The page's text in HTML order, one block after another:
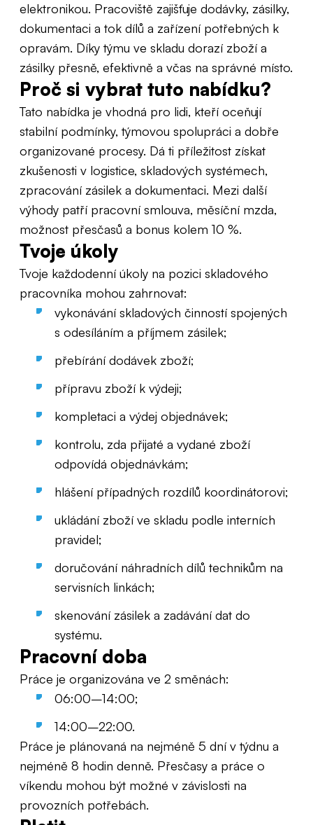
elektronikou. Pracoviště zajišťuje dodávky, zásilky,
dokumentaci a tok dílů a zařízení potřebných k
opravám. Díky týmu ve skladu dorazí zboží a
zásilky přesně, efektivně a včas na správné místo.
Proč si vybrat tuto nabídku?
Tato nabídka je vhodná pro lidi, kteří oceňují
stabilní podmínky, týmovou spolupráci a dobře
organizované procesy. Dá ti příležitost získat
zkušenosti v logistice, skladových systémech,
zpracování zásilek a dokumentaci. Mezi další
výhody patří pracovní smlouva, měsíční mzda,
možnost přesčasů a bonus kolem 10 %.
Tvoje úkoly
Tvoje každodenní úkoly na pozici skladového
pracovníka mohou zahrnovat:
vykonávání skladových činností spojených
s odesíláním a příjmem zásilek;
přebírání dodávek zboží;
přípravu zboží k výdeji;
kompletaci a výdej objednávek;
kontrolu, zda přijaté a vydané zboží
odpovídá objednávkám;
hlášení případných rozdílů koordinátorovi;
ukládání zboží ve skladu podle interních
pravidel;
doručování náhradních dílů technikům na
servisních linkách;
skenování zásilek a zadávání dat do
systému.
Pracovní doba
Práce je organizována ve 2 směnách:
06:00–14:00;
14:00–22:00.
Práce je plánovaná na nejméně 5 dní v týdnu a
nejméně 8 hodin denně. Přesčasy a práce o
víkendu mohou být možné v závislosti na
provozních potřebách.